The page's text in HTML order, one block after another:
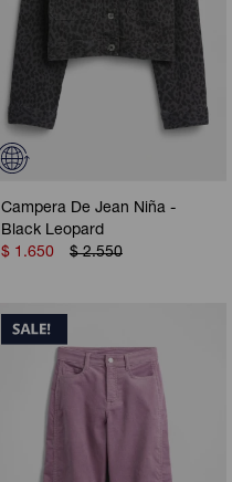
Campera De Jean Niña -
Black Leopard
$ 1.650 $ 2.550